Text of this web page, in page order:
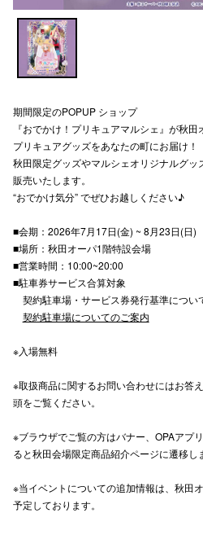
期間限定のPOPUP ショップ
『おでかけ！プリキュアマルシェ』が秋田
プリキュアグッズをあなたの町にお届け！
秋田限定グッズやマルシェオリジナルグ
販売いたします。
“おでかけ気分” でぜひお越しください♪
■会期：2026年7月17日(金) ~ 8月23日(日)
■場所：秋田オーパ1階特設会場
■営業時間：10:00~20:00
■駐車券サービス合算対象
契約駐車場・サービス券発行基準につい
契約駐車場についてのご案内
※入場無料
※取扱商品に関するお問い合わせにはお答
頭をご覧ください。
※ブラウザでご覧の方はバナー、OPAアプ
ると秋田会場限定商品紹介ページに遷移し
※当イベントについての追加情報は、秋田
予定しております。